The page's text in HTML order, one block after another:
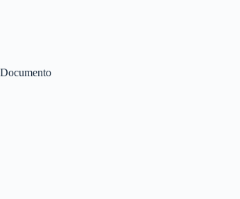
Documento